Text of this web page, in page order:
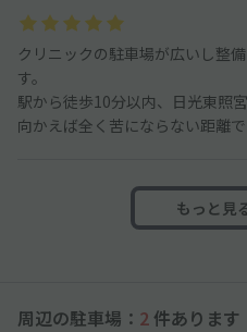
クリニックの駐車場が広いし整
す。
駅から徒歩10分以内、日光東照
向かえば全く苦にならない距離
もっと見
周辺の駐車場： 2 件あります